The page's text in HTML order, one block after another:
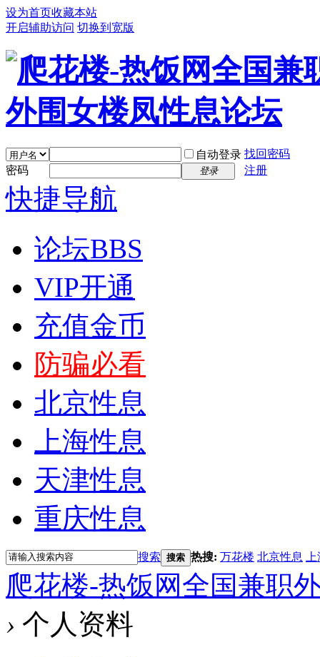
设为首页收藏本站
开启辅助访问 切换到宽版
自动登录 找回密码
密码
登录 注册
快捷导航
论坛BBS
VIP开通
充值金币
防骗必看
北京性息
上海性息
天津性息
重庆性息
搜索 搜索 热搜: 万花楼 北京性息
爬花楼-热饭网全国兼职
› 个人资料